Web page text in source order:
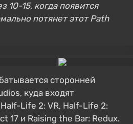
10-15, когда появится
потянет этот Path
сторонней
куда входят
Life 2: VR, Half-Life 2:
17 и Raising the Bar: Redux.